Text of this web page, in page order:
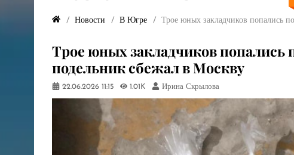
Новости В Югре Трое юных закладчиков попались
Трое юных закладчиков
подельник сбежал в Москву
22.06.2026 11:15 1.01K Ирина Скрылова